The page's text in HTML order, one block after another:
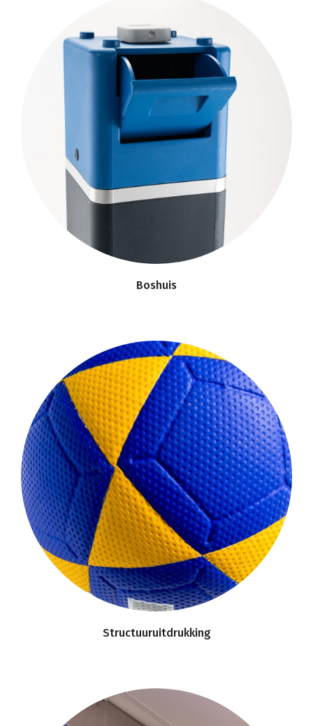
Boshuis
Structuuruitdrukking